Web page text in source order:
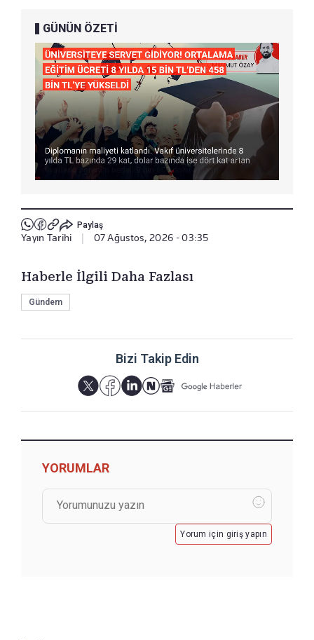
GÜNÜN ÖZETİ
Paylaş
Yayın Tarihi 07 Ağustos, 2026 - 03:35
Haberle İlgili Daha Fazlası
Gündem
Bizi Takip Edin
YORUMLAR
Yorum için giriş yapın